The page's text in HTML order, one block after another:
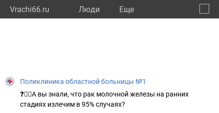
Vrachi66.ru Люди Eще
Поликлиника областной больницы №1
❓👩‍⚕А вы знали, что рак молочной железы на ранних
стадиях излечим в 95% случаях?